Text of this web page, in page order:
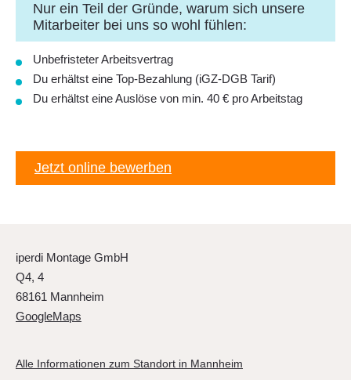
Nur ein Teil der Gründe, warum sich unsere
Mitarbeiter bei uns so wohl fühlen:
Unbefristeter Arbeitsvertrag
Du erhältst eine Top-Bezahlung (iGZ-DGB Tarif)
Du erhältst eine Auslöse von min. 40 € pro Arbeitstag
Jetzt online bewerben
iperdi Montage GmbH
Q4, 4
68161 Mannheim
GoogleMaps
Alle Informationen zum Standort in Mannheim